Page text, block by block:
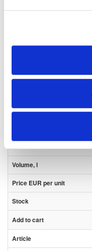
Share product link